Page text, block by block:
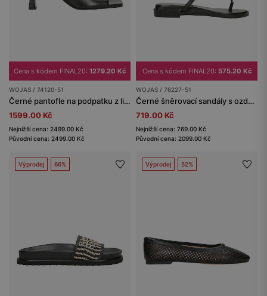
Cena s kódem FINAL20: 1279.20 Kč
WOJAS / 74120-51
Černé pantofle na podpatku z licové kůže
1599.00 Kč
Nejnižší cena: 2499.00 Kč
Původní cena: 2499.00 Kč
Cena s kódem FINAL20: 575.20 Kč
WOJAS / 76227-51
Černé šněrovací sandály s ozdobnou aplikací
719.00 Kč
Nejnižší cena: 769.00 Kč
Původní cena: 2099.00 Kč
Výprodej 66% Výprodej 52%